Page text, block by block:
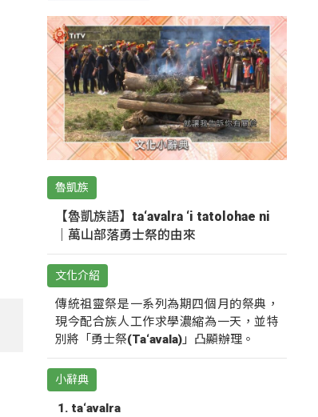
魯凱族
【魯凱族語】ta‘avalra ‘i tatolohae ni
｜萬山部落勇士祭的由來
文化介紹
傳統祖靈祭是一系列為期四個月的祭典，
現今配合族人工作求學濃縮為一天，並特
別將「勇士祭(Ta‘avala)」凸顯辦理。
小辭典
ta‘avalra